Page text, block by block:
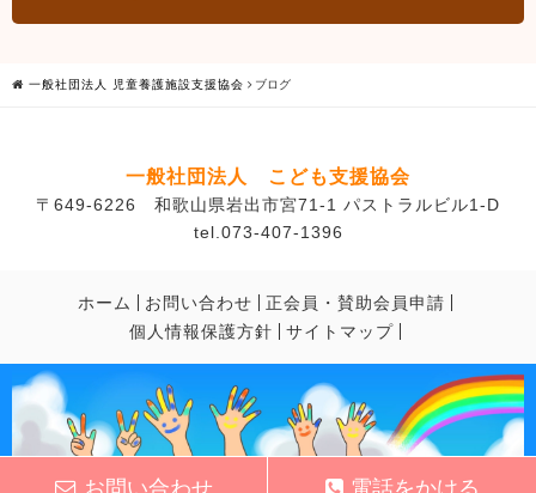
一般社団法人 児童養護施設支援協会 ブログ
一般社団法人 こども支援協会
〒649-6226 和歌山県岩出市宮71-1 パストラルビル1-D
tel.073-407-1396
ホーム お問い合わせ
正会員・賛助会員申請
個人情報保護方針
サイトマップ
お問い合わせ 電話をかける